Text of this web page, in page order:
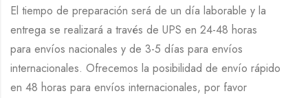
El tiempo de preparación será de un día laborable y la
entrega se realizará a través de UPS en 24-48 horas
para envíos nacionales y de 3-5 días para envíos
internacionales. Ofrecemos la posibilidad de envío rápido
en 48 horas para envíos internacionales, por favor